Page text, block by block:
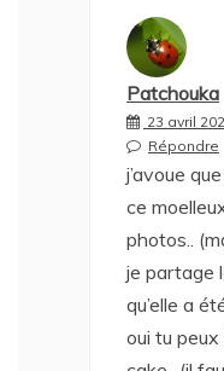
Patchouka
23 avril
Répondre
j’avoue
ce
photos..
je partage
qu’elle a
oui tu